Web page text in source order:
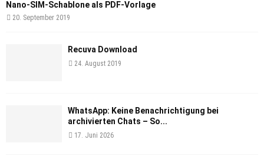
Nano-SIM-Schablone als PDF-Vorlage
20. September 2019
Recuva Download
24. August 2019
WhatsApp: Keine Benachrichtigung bei
archivierten Chats – So...
17. Juni 2026